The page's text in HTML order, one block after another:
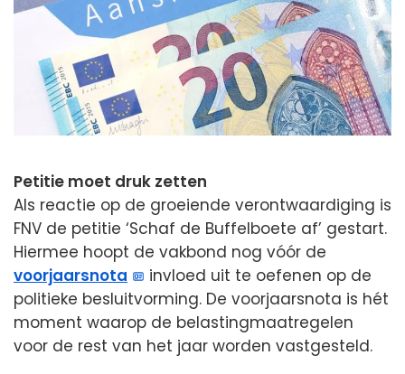
Petitie moet druk zetten
Als reactie op de groeiende verontwaardiging is
FNV de petitie ‘Schaf de Buffelboete af’ gestart.
Hiermee hoopt de vakbond nog vóór de
voorjaarsnota
invloed uit te oefenen op de
politieke besluitvorming. De voorjaarsnota is hét
moment waarop de belastingmaatregelen
voor de rest van het jaar worden vastgesteld.